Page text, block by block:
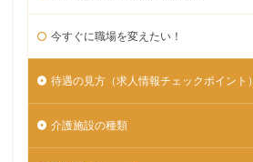
今すぐに職場を変えたい！
待遇の見方（求人情報チェックポイント）
介護施設の種類